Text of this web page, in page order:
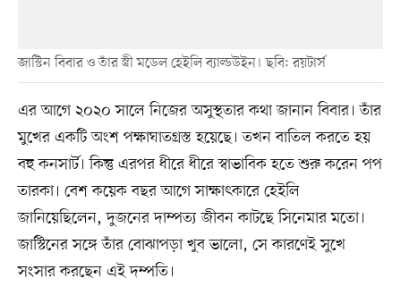
জাস্টিন বিবার ও তাঁর স্ত্রী মডেল হেইলি ব্যাল্ডউইন। ছবি: রয়টার্স
এর আগে ২০২০ সালে নিজের অসুস্থতার কথা জানান বিবার। তাঁর
মুখের একটি অংশ পক্ষাঘাতগ্রস্ত হয়েছে। তখন বাতিল করতে হয়
বহু কনসার্ট। কিন্তু এরপর ধীরে ধীরে স্বাভাবিক হতে শুরু করেন পপ
তারকা। বেশ কয়েক বছর আগে সাক্ষাৎকারে হেইলি
জানিয়েছিলেন, দুজনের দাম্পত্য জীবন কাটছে সিনেমার মতো।
জাস্টিনের সঙ্গে তাঁর বোঝাপড়া খুব ভালো, সে কারণেই সুখে
সংসার করছেন এই দম্পতি।